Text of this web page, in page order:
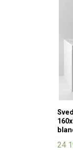
24